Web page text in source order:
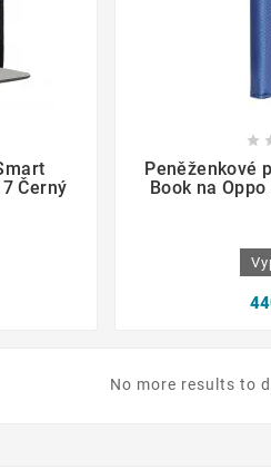
Černý

Peněženkové
Book na
No more results to